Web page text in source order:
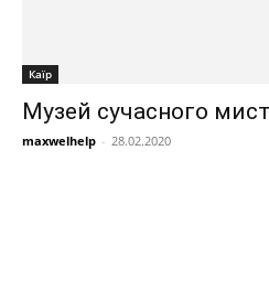
Каїр
Музей сучасного
maxwelhelp - 28.02.2020